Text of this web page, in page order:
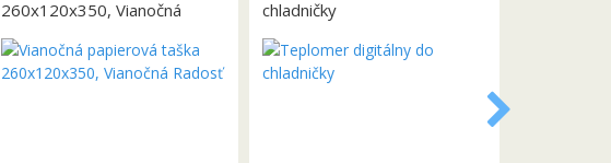
260x120x350, Vianočná
Radosť
chladničky